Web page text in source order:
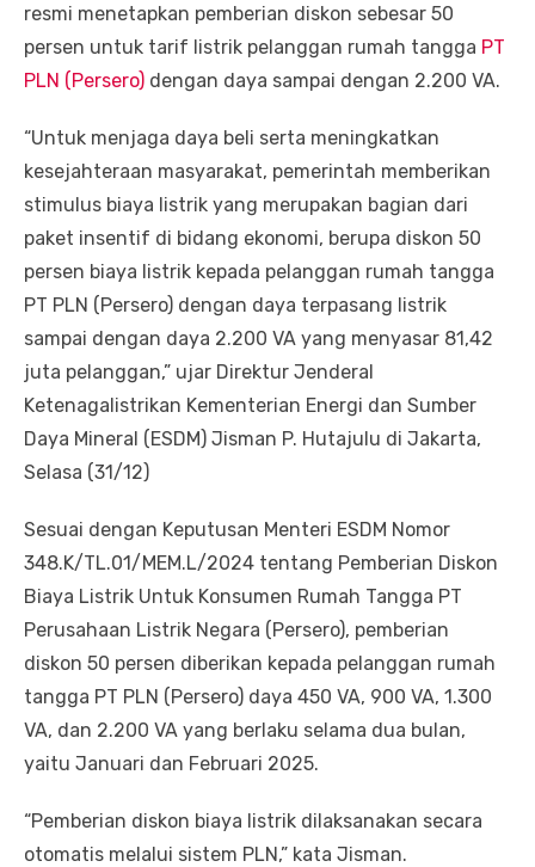
resmi menetapkan pemberian diskon sebesar 50
persen untuk tarif listrik pelanggan rumah tangga PT
PLN (Persero) dengan daya sampai dengan 2.200 VA.
“Untuk menjaga daya beli serta meningkatkan
kesejahteraan masyarakat, pemerintah memberikan
stimulus biaya listrik yang merupakan bagian dari
paket insentif di bidang ekonomi, berupa diskon 50
persen biaya listrik kepada pelanggan rumah tangga
PT PLN (Persero) dengan daya terpasang listrik
sampai dengan daya 2.200 VA yang menyasar 81,42
juta pelanggan,” ujar Direktur Jenderal
Ketenagalistrikan Kementerian Energi dan Sumber
Daya Mineral (ESDM) Jisman P. Hutajulu di Jakarta,
Selasa (31/12)
Sesuai dengan Keputusan Menteri ESDM Nomor
348.K/TL.01/MEM.L/2024 tentang Pemberian Diskon
Biaya Listrik Untuk Konsumen Rumah Tangga PT
Perusahaan Listrik Negara (Persero), pemberian
diskon 50 persen diberikan kepada pelanggan rumah
tangga PT PLN (Persero) daya 450 VA, 900 VA, 1.300
VA, dan 2.200 VA yang berlaku selama dua bulan,
yaitu Januari dan Februari 2025.
“Pemberian diskon biaya listrik dilaksanakan secara
otomatis melalui sistem PLN,” kata Jisman.